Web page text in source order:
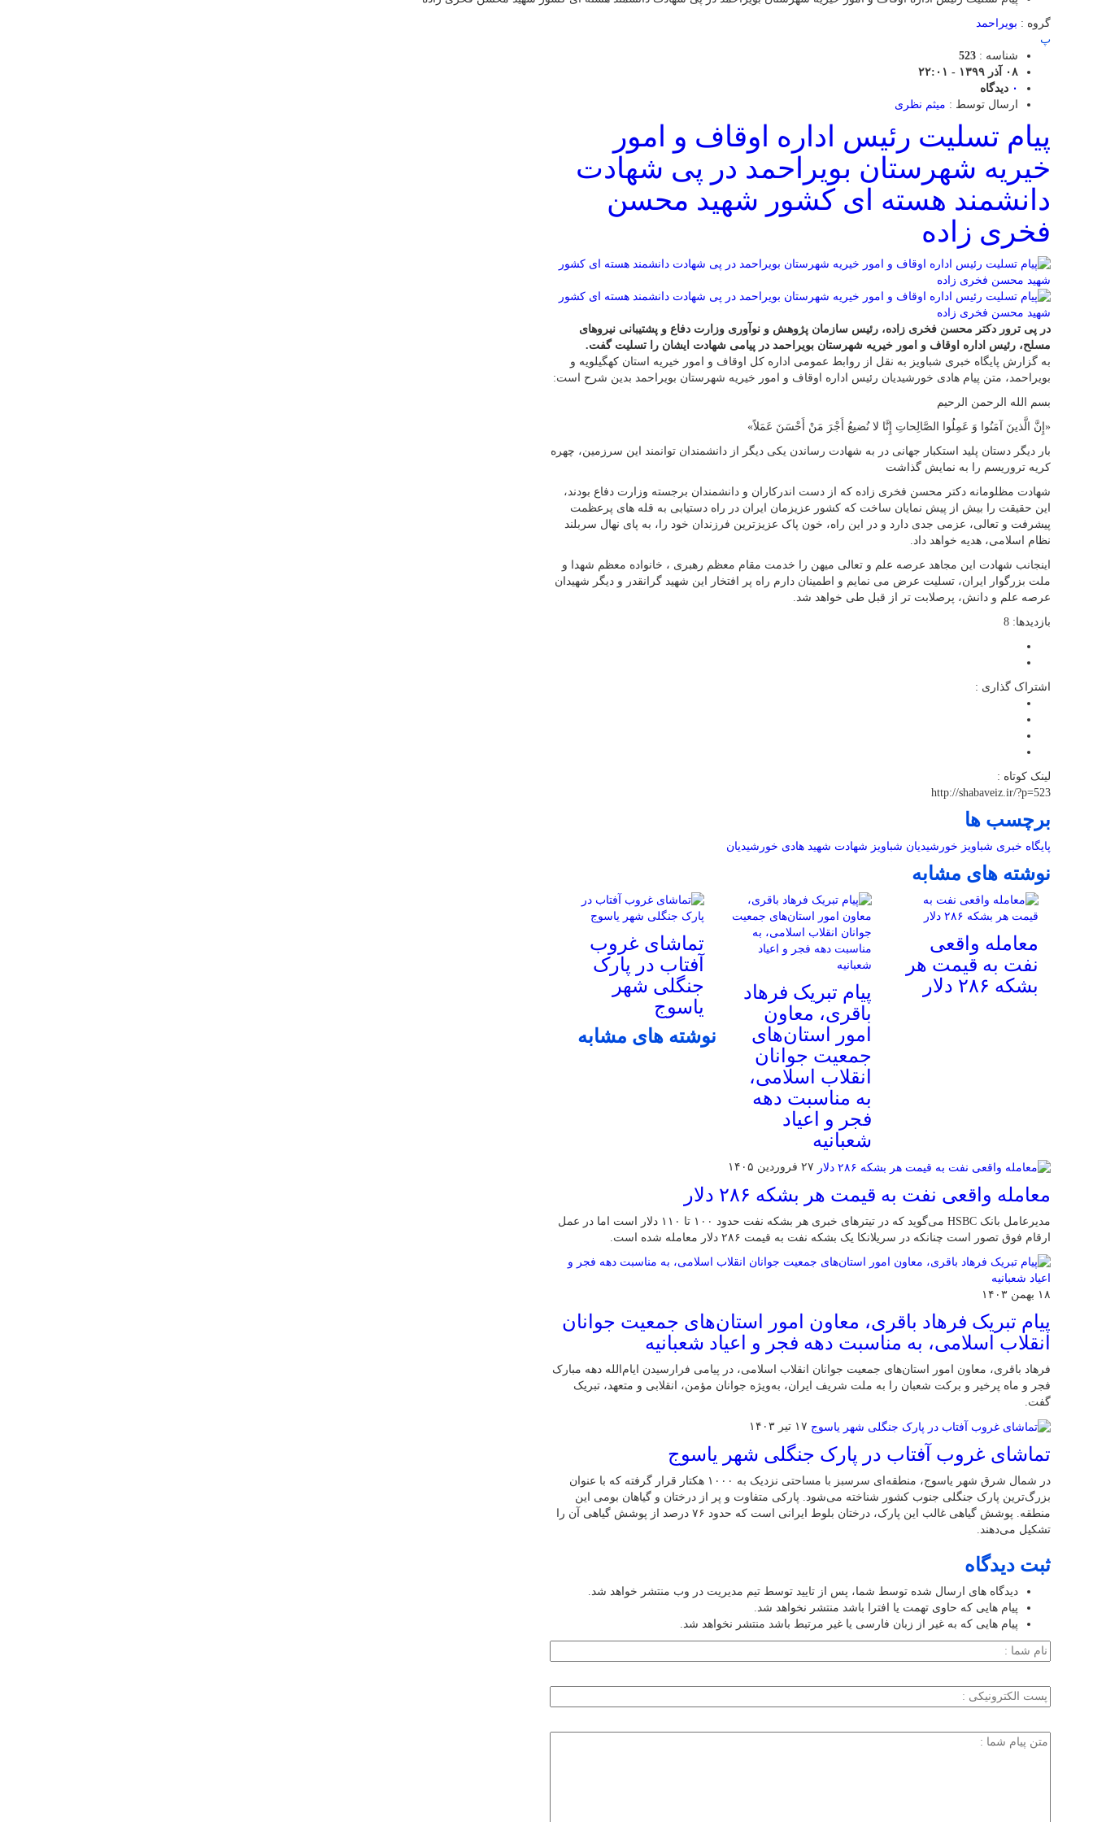
گروه : بویراحمد
پ
شناسه : 523
۰۸ آذر ۱۳۹۹ - ۲۲:۰۱
۰ دیدگاه
ارسال توسط : میثم نظری
پیام تسلیت رئیس اداره اوقاف و امور
خیریه شهرستان بویراحمد در پی شهادت
دانشمند هسته ای کشور شهید محسن
فخری زاده
در پی ترور دکتر محسن فخری زاده، رئیس سازمان پژوهش و نوآوری وزارت دفاع و پشتیبانی نیروهای
مسلح، رئیس اداره اوقاف و امور خیریه شهرستان بویراحمد در پیامی شهادت ایشان را تسلیت گفت.
به گزارش پایگاه خبری شباویز به نقل از روابط عمومی اداره کل اوقاف و امور خیریه استان کهگیلویه و
بویراحمد، متن پیام هادی خورشیدیان رئیس اداره اوقاف و امور خیریه شهرستان بویراحمد بدین شرح است:
بسم الله الرحمن الرحیم
«إِنَّ الَّذینَ آمَنُوا وَ عَمِلُوا الصَّالِحاتِ إِنَّا لا نُضیعُ أَجْرَ مَنْ أَحْسَنَ عَمَلاً»
بار دیگر دستان پلید استکبار جهانی در به شهادت رساندن یکی دیگر از دانشمندان توانمند این سرزمین، چهره
کریه تروریسم را به نمایش گذاشت
شهادت مظلومانه دکتر محسن فخری زاده که از دست اندرکاران و دانشمندان برجسته وزارت دفاع بودند،
این حقیقت را بیش از پیش نمایان ساخت که کشور عزیزمان ایران در راه دستیابی به قله های پرعظمت
پیشرفت و تعالی، عزمی جدی دارد و در این راه، خون پاک عزیزترین فرزندان خود را، به پای نهال سربلند
نظام اسلامی، هدیه خواهد داد.
اینجانب شهادت این مجاهد عرصه علم و تعالی میهن را خدمت مقام معظم رهبری ، خانواده معظم شهدا و
ملت بزرگوار ایران، تسلیت عرض می نمایم و اطمینان دارم راه پر افتخار این شهید گرانقدر و دیگر شهیدان
عرصه علم و دانش، پرصلابت تر از قبل طی خواهد شد.
بازدیدها: 8
اشتراک گذاری :
لینک کوتاه :
http://shabaveiz.ir/?p=523
برچسب ها
پایگاه خبری شباویز خورشیدیان شباویز شهادت شهید هادی خورشیدیان
نوشته های مشابه
معامله واقعی
نفت به قیمت هر
بشکه ۲۸۶ دلار
پیام تبریک فرهاد
باقری، معاون
امور استان‌های
جمعیت جوانان
انقلاب اسلامی،
به مناسبت دهه
فجر و اعیاد
شعبانیه
تماشای غروب
آفتاب در پارک
جنگلی شهر
یاسوج
نوشته های مشابه
۲۷ فروردین ۱۴۰۵
معامله واقعی نفت به قیمت هر بشکه ۲۸۶ دلار
مدیرعامل بانک HSBC می‌گوید که در تیترهای خبری هر بشکه نفت حدود ۱۰۰ تا ۱۱۰ دلار است اما در عمل
ارقام فوق تصور است چنانکه در سریلانکا یک بشکه نفت به قیمت ۲۸۶ دلار معامله شده است.
۱۸ بهمن ۱۴۰۳
پیام تبریک فرهاد باقری، معاون امور استان‌های جمعیت جوانان
انقلاب اسلامی، به مناسبت دهه فجر و اعیاد شعبانیه
فرهاد باقری، معاون امور استان‌های جمعیت جوانان انقلاب اسلامی، در پیامی فرارسیدن ایام‌الله دهه مبارک
فجر و ماه پرخیر و برکت شعبان را به ملت شریف ایران، به‌ویژه جوانان مؤمن، انقلابی و متعهد، تبریک
گفت.
۱۷ تیر ۱۴۰۳
تماشای غروب آفتاب در پارک جنگلی شهر یاسوج
در شمال شرق شهر یاسوج، منطقه‌ای سرسبز با مساحتی نزدیک به ۱۰۰۰ هکتار قرار گرفته که با عنوان
بزرگ‌ترین پارک جنگلی جنوب کشور شناخته می‌شود. پارکی متفاوت و پر از درختان و گیاهان بومی این
منطقه. پوشش گیاهی غالب این پارک، درختان بلوط ایرانی است که حدود ۷۶ درصد از پوشش گیاهی آن را
تشکیل می‌دهند.
ثبت دیدگاه
دیدگاه های ارسال شده توسط شما، پس از تایید توسط تیم مدیریت در وب منتشر خواهد شد.
پیام هایی که حاوی تهمت یا افترا باشد منتشر نخواهد شد.
پیام هایی که به غیر از زبان فارسی یا غیر مرتبط باشد منتشر نخواهد شد.